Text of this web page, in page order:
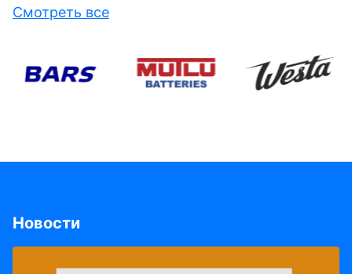
Смотреть все
Новости